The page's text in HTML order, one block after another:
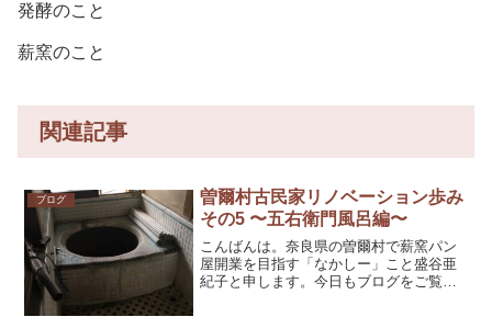
発酵のこと
薪窯のこと
関連記事
ブログ
曽爾村古民家リノベーション歩み
その5 〜五右衛門風呂編〜
こんばんは。奈良県の曽爾村で薪窯パン
屋開業を目指す「なかしー」こと盛谷亜
紀子と申します。今日もブログをご覧く